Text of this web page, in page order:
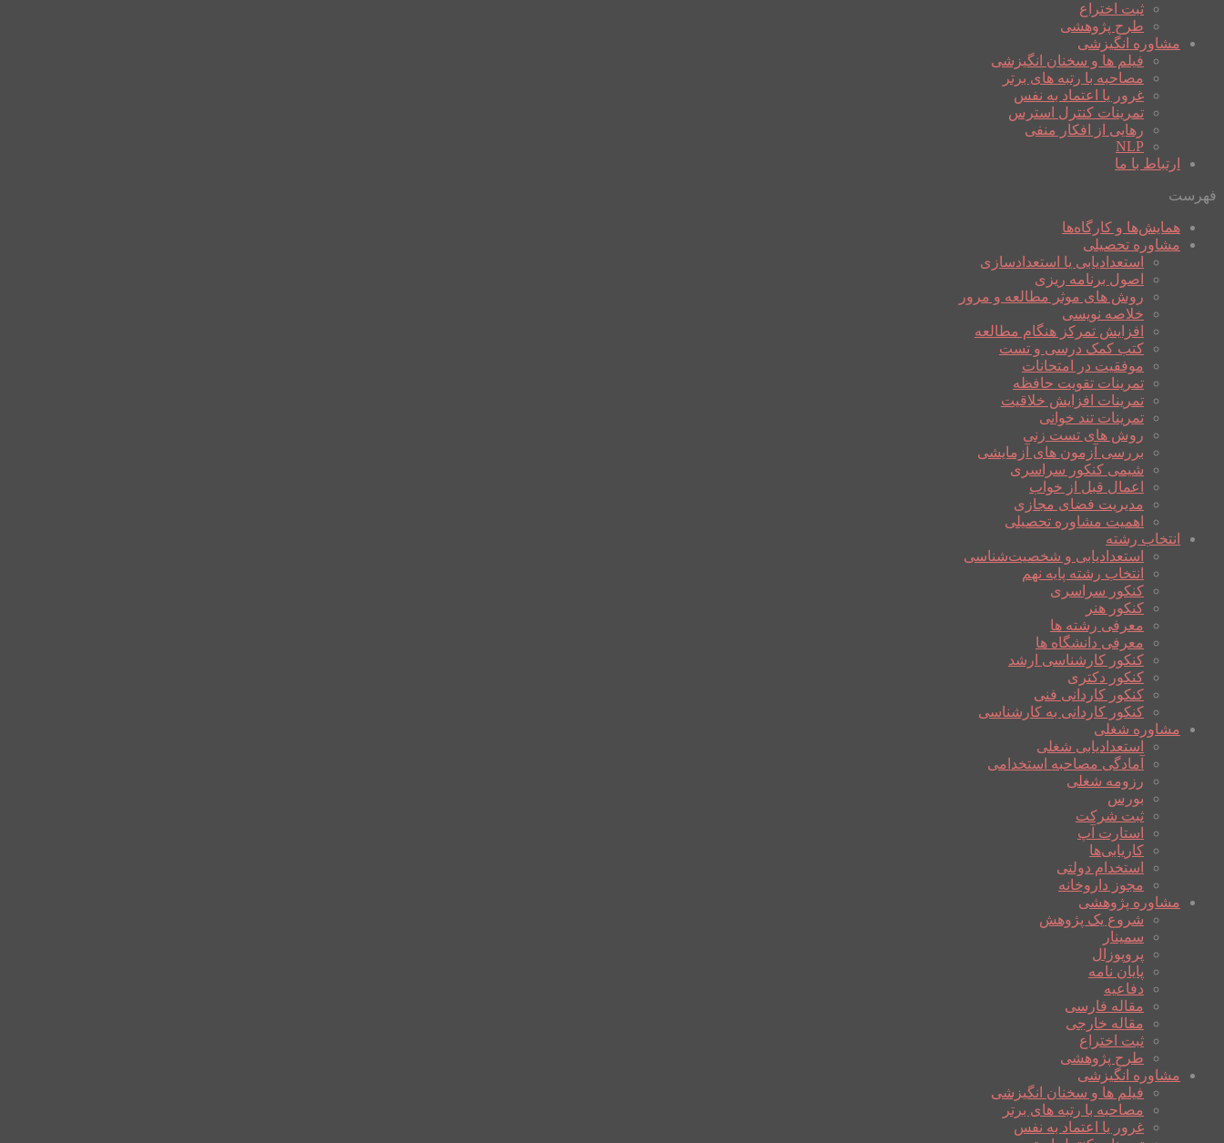
ثبت اختراع
طرح پژوهشی
مشاوره انگیزشی
فیلم ها و سخنان انگیزشی
مصاحبه با رتبه های برتر
غرور یا اعتماد به نفس
تمرینات کنترل استرس
رهایی از افکار منفی
NLP
ارتباط با ما
فهرست
همایش‌ها و کارگاه‌ها
مشاوره تحصیلی
استعدادیابی یا استعدادسازی
اصول برنامه ریزی
روش های موثر مطالعه و مرور
خلاصه نویسی
افزایش تمرکز هنگام مطالعه
کتب کمک درسی و تست
موفقیت در امتحانات
تمرینات تقویت حافظه
تمرینات افزایش خلاقیت
تمرینات تند خوانی
روش های تست زنی
بررسی آزمون های آزمایشی
شیمی کنکور سراسری
اعمال قبل از خواب
مدیریت فضای مجازی
اهمیت مشاوره تحصیلی
انتخاب رشته
استعدادیابی و شخصیت‌شناسی
انتخاب رشته پایه نهم
کنکور سراسری
کنکور هنر
معرفی رشته ها
معرفی دانشگاه ها
کنکور کارشناسی ارشد
کنکور دکتری
کنکور کاردانی فنی
کنکور کاردانی به کارشناسی
مشاوره شغلی
استعدادیابی شغلی
آمادگی مصاحبه استخدامی
رزومه شغلی
بورس
ثبت شرکت
استارت آپ
کاریابی‌ها
استخدام دولتی
مجوز داروخانه
مشاوره پژوهشی
شروع یک پژوهش
سمینار
پروپوزال
پایان نامه
دفاعیه
مقاله فارسی
مقاله خارجی
ثبت اختراع
طرح پژوهشی
مشاوره انگیزشی
فیلم ها و سخنان انگیزشی
مصاحبه با رتبه های برتر
غرور یا اعتماد به نفس